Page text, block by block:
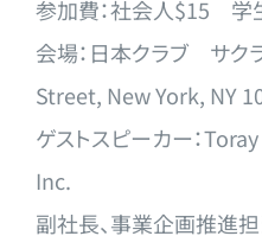
参加費：社会人$15
会場：日本クラブ サ
Street, New York, NY
ゲストスピーカー：
Inc.
副社長、事業企画推